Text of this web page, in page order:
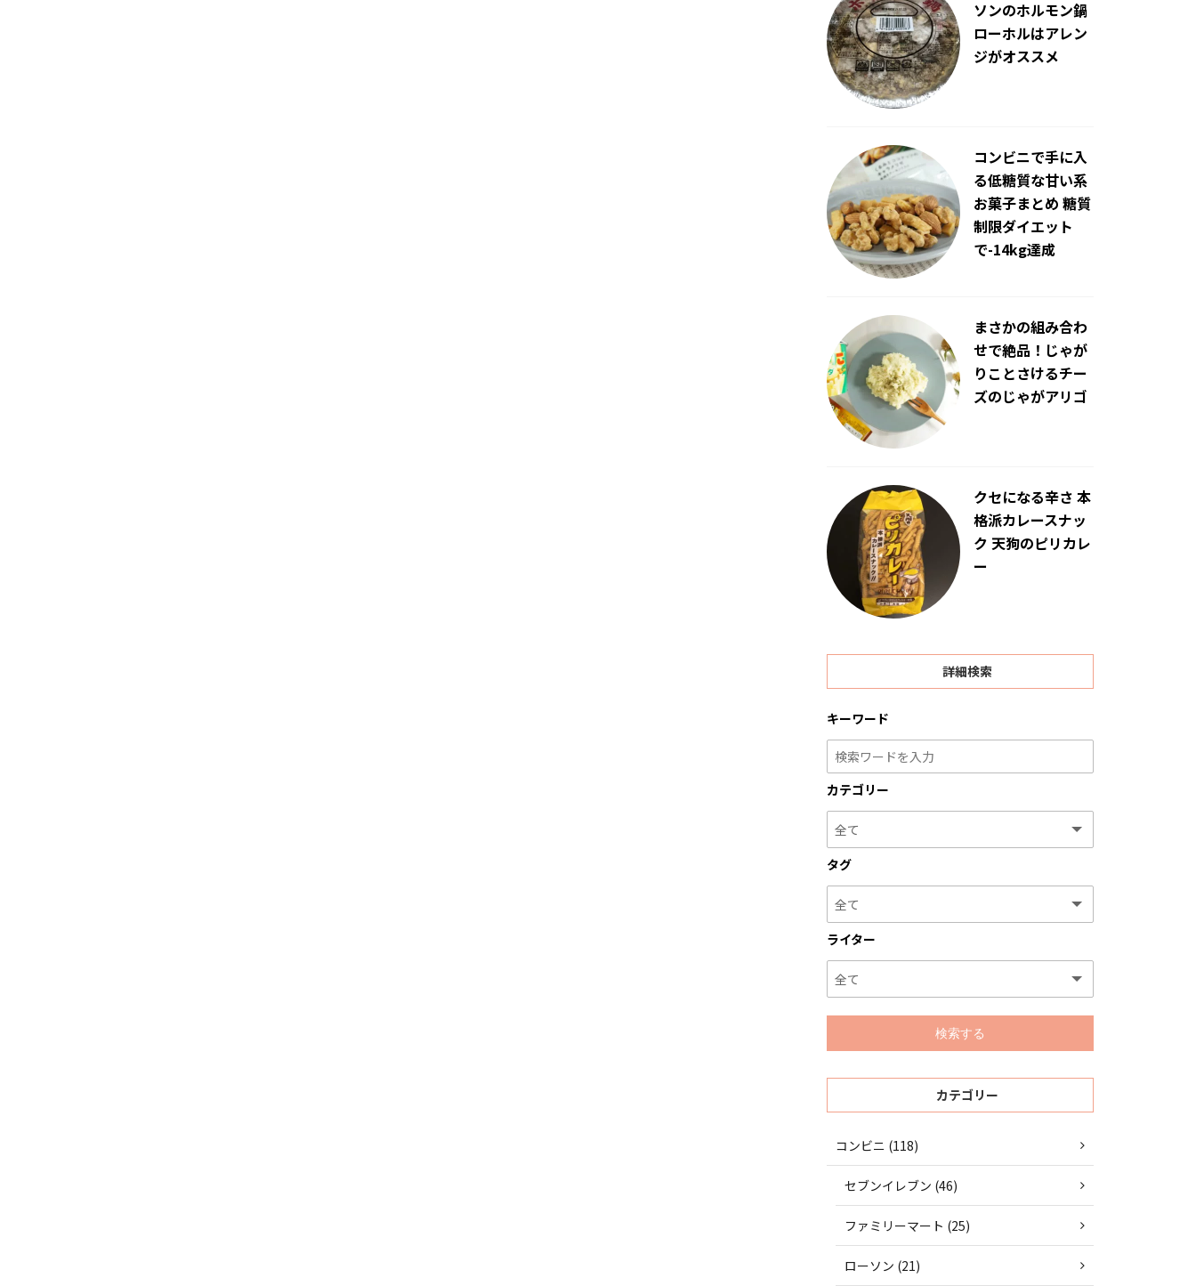
ソンのホルモン鍋
ローホルはアレン
ジがオススメ
コンビニで手に入
る低糖質な甘い系
お菓子まとめ 糖質
制限ダイエット
で-14kg達成
まさかの組み合わ
せで絶品！じゃが
りことさけるチー
ズのじゃがアリゴ
クセになる辛さ 本
格派カレースナッ
ク 天狗のピリカレ
ー
詳細検索
キーワード
カテゴリー
タグ
ライター
カテゴリー
コンビニ (118)
セブンイレブン (46)
ファミリーマート (25)
ローソン (21)